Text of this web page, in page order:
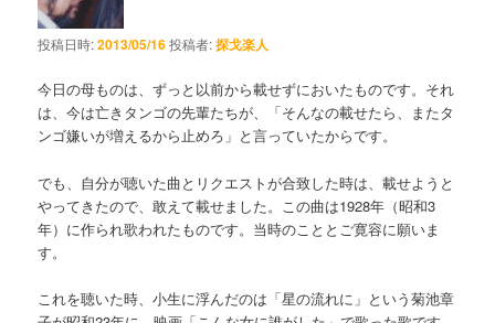
投稿日時:2013/05/16投稿者:探戈楽人
今日の母ものは、ずっと以前から載せずにおいたものです。それ
は、今は亡きタンゴの先輩たちが、「そんなの載せたら、またタ
ンゴ嫌いが増えるから止めろ」と言っていたからです。
でも、自分が聴いた曲とリクエストが合致した時は、載せようと
やってきたので、敢えて載せました。この曲は1928年（昭和3
年）に作られ歌われたものです。当時のこととご寛容に願いま
す。
これを聴いた時、小生に浮んだのは「星の流れに」という菊池章